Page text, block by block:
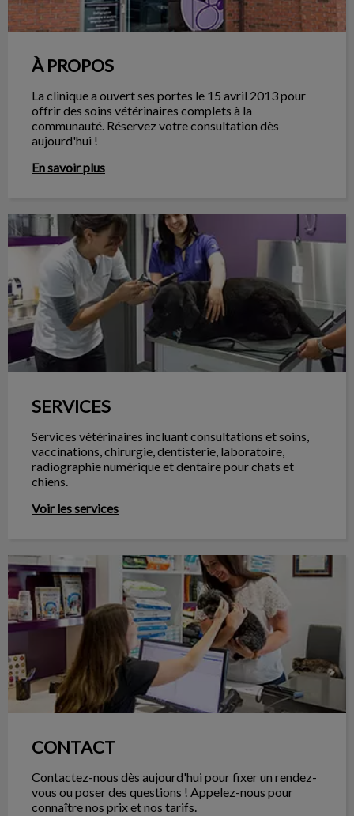
À PROPOS
La clinique a ouvert ses portes le 15 avril 2013 pour
offrir des soins vétérinaires complets à la
communauté. Réservez votre consultation dès
aujourd'hui !
En savoir plus
SERVICES
SERVICES
Services vétérinaires incluant consultations et soins,
vaccinations, chirurgie, dentisterie, laboratoire,
radiographie numérique et dentaire pour chats et
chiens.
Voir les services
CONTACT
CONTACT
Contactez-nous dès aujourd'hui pour fixer un rendez-
vous ou poser des questions ! Appelez-nous pour
connaître nos prix et nos tarifs.